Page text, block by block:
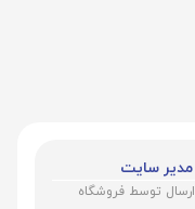
مدیر سایت
ارسال توسط فروشگاه